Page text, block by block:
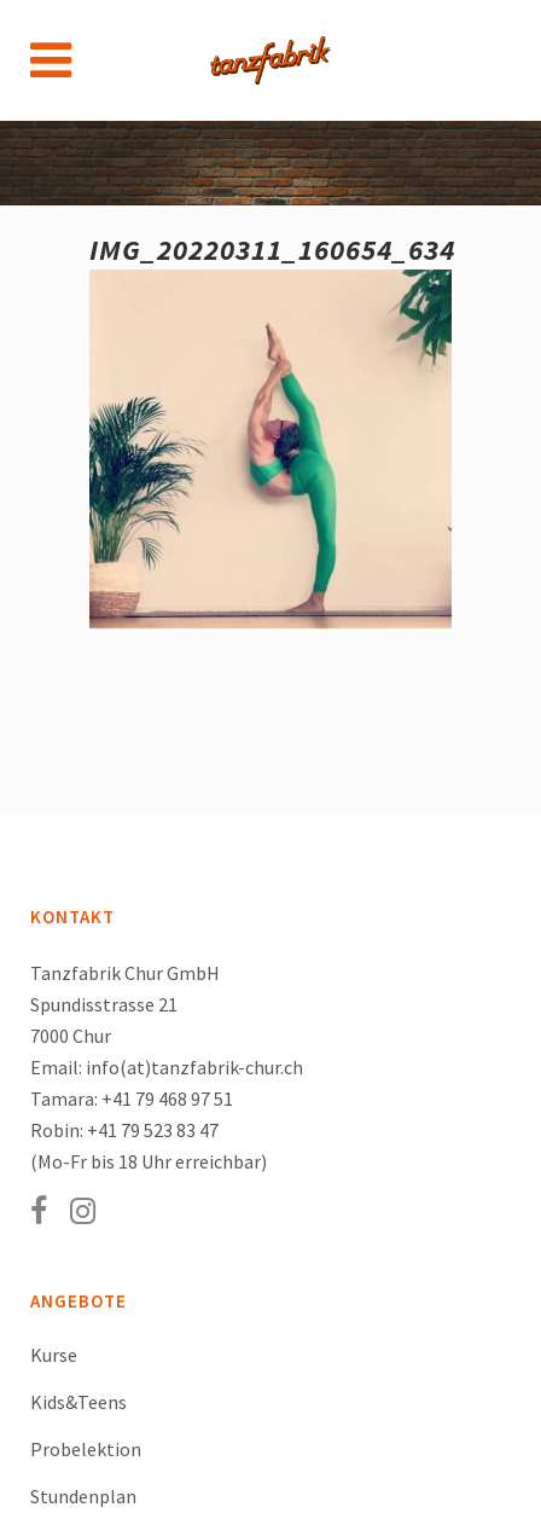
IMG_20220311_160654_634
KONTAKT
Tanzfabrik Chur GmbH
Spundisstrasse 21
7000 Chur
Email: info(at)tanzfabrik-chur.ch
Tamara: +41 79 468 97 51
Robin: +41 79 523 83 47
(Mo-Fr bis 18 Uhr erreichbar)
ANGEBOTE
Kurse
Kids&Teens
Probelektion
Stundenplan